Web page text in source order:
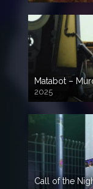
Matabot –
2025
Call of the